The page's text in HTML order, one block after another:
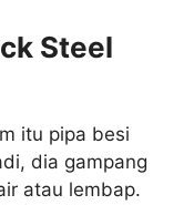
Steel
itu pipa besi
dia gampang
atau lembap.